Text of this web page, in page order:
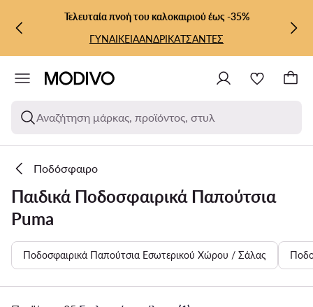
ΜΕΤΆΒΑΣΗ ΣΤΟ ΚΎΡΙΟ ΠΕΡΙΕΧΌΜΕΝΟ
ΜΕΤΆΒΑΣΗ ΣΤΗΝ ΑΝΑΖΉΤΗΣΗ
Τελευταία πνοή του καλοκαιριού έως -35%
ΓΥΝΑΙΚΕΙΑΑΝΔΡΙΚΑΤΣΑΝΤΕΣ
Αναζήτηση μάρκας, προϊόντος, στυλ
Ποδόσφαιρο
Παιδικά Ποδοσφαιρικά Παπούτσια
Puma
Ποδοσφαιρικά Παπούτσια Εσωτερικού Χώρου / Σάλας